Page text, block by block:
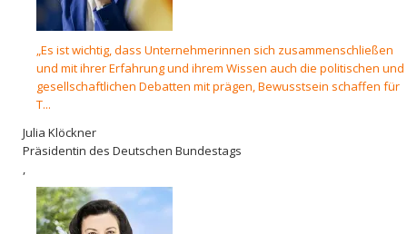
„Es ist wichtig, dass Unternehmerinnen sich zusammenschließen
und mit ihrer Erfahrung und ihrem Wissen auch die politischen und
gesellschaftlichen Debatten mit prägen, Bewusstsein schaffen für
T...
Julia Klöckner
Präsidentin des Deutschen Bundestags
,